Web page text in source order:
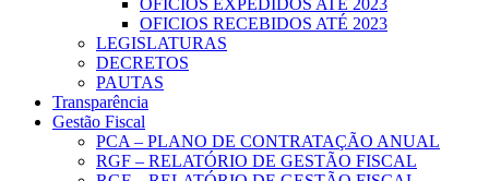
OFICIOS EXPEDIDOS ATÉ 2023
OFICIOS RECEBIDOS ATÉ 2023
LEGISLATURAS
DECRETOS
PAUTAS
Transparência
Gestão Fiscal
PCA – PLANO DE CONTRATAÇÃO ANUAL
RGF – RELATÓRIO DE GESTÃO FISCAL